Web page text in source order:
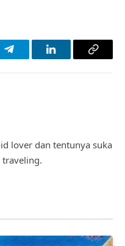
TelegramLinkedInCopy
lover dan tentunya suka
traveling.